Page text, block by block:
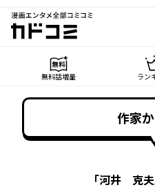
漫画エンタメ全部コミコミ
カドコミ
無料話増量 ラン
作家
「河井 克夫